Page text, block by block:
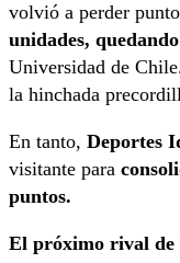
volvió a perder
unidades,
Universidad de
la hinchada
En tanto, Deportes
visitante para
puntos.
El próximo rival de